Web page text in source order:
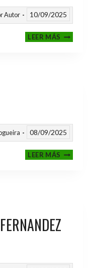
Autor 10/09/2025
LEER MÁS
08/09/2025
LEER MÁSIII